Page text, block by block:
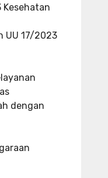
Kesehatan
UU 17/2023
dengan